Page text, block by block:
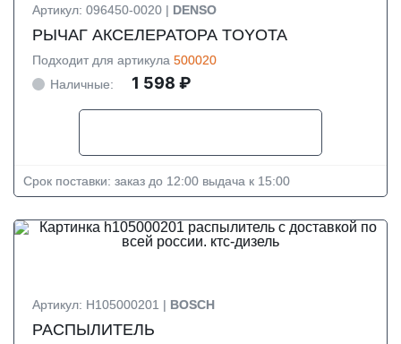
Артикул: 096450-0020 | DENSO
РЫЧАГ АКСЕЛЕРАТОРА TOYOTA
Подходит для артикула 500020
Наличные:
1 598 ₽
Срок поставки: заказ до 12:00 выдача к 15:00
Артикул: H105000201 | BOSCH
РАСПЫЛИТЕЛЬ